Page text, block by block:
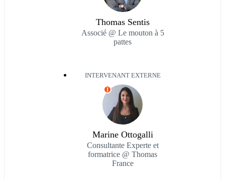
Thomas Sentis
Associé @ Le mouton à 5
pattes
INTERVENANT EXTERNE
I
Marine Ottogalli
Consultante Experte et
formatrice @ Thomas
France